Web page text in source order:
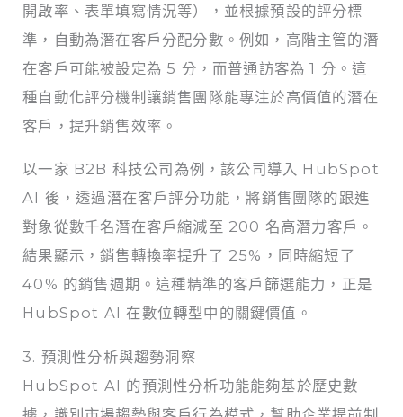
開啟率、表單填寫情況等），並根據預設的評分標
準，自動為潛在客戶分配分數。例如，高階主管的潛
在客戶可能被設定為 5 分，而普通訪客為 1 分。這
種自動化評分機制讓銷售團隊能專注於高價值的潛在
客戶，提升銷售效率。
以一家 B2B 科技公司為例，該公司導入 HubSpot
AI 後，透過潛在客戶評分功能，將銷售團隊的跟進
對象從數千名潛在客戶縮減至 200 名高潛力客戶。
結果顯示，銷售轉換率提升了 25%，同時縮短了
40% 的銷售週期。這種精準的客戶篩選能力，正是
HubSpot AI 在數位轉型中的關鍵價值。
3. 預測性分析與趨勢洞察
HubSpot AI 的預測性分析功能能夠基於歷史數